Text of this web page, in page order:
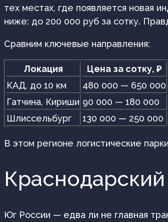
тех местах, где появляется новая
ниже: до 200 000 руб за сотку.
Сравним ключевые направления:
Локация Цена за сотку, ₽
КАД, до 10 км
480 000 — 650 000
Гатчина, Кириши 90 000 — 180 000
Шлиссельбург
130 000 — 250 000
В этом регионе логистические
Юг России — едва ли не главная